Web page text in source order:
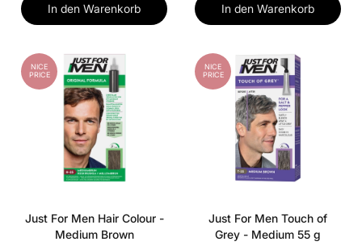
In den Warenkorb In den Warenkorb
NICE
PRICE
Just For Men Hair Colour -
Medium Brown
NICE
PRICE
Just For Men Touch of
Grey - Medium 55 g